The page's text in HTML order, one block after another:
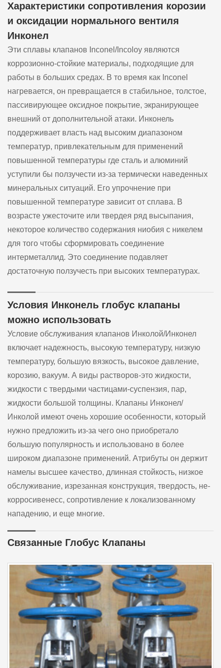
Характеристики сопротивления корозии
и оксидации нормального вентиля
Инконел
Эти сплавы клапанов Inconel/Incoloy являются
коррозионно-стойкие материалы, подходящие для
работы в больших средах. В то время как Inconel
нагревается, он превращается в стабильное, толстое,
пассивирующее оксидное покрытие, экранирующее
внешний от дополнительной атаки. Инконель
поддерживает власть над высоким диапазоном
температур, привлекательным для применений
повышенной температуры где сталь и алюминий
уступили бы ползучести из-за термически наведенных
минеральных ситуаций. Его упрочнение при
повышенной температуре зависит от сплава. В
возрасте ужесточите или твердея ряд высыпания,
некоторое количество содержания ниобия с никелем
для того чтобы сформировать соединение
интерметаллид. Это соединение подавляет
достаточную ползучесть при высоких температурах.‍
Условия Инконель глобус клапаны
можно использовать
Условие обслуживания клапанов Инколой/Инконел
включает надежность, высокую температуру, низкую
температуру, большую вязкость, высокое давление,
корозию, вакуум. А виды растворов-это жидкости,
жидкости с твердыми частицами-суспензия, пар,
жидкости большой толщины. Клапаны Инконел/
Инколой имеют очень хорошие особенности, который
нужно предложить из-за чего оно приобретало
большую популярность и использовано в более
широком диапазоне применений. Атрибуты он держит
намелы высшее качество, длинная стойкость, низкое
обслуживание, изрезанная конструкция, твердость, не-
корросивенесс, сопротивление к локализованному
нападению, и еще многие.
Связанные Глобус Клапаны